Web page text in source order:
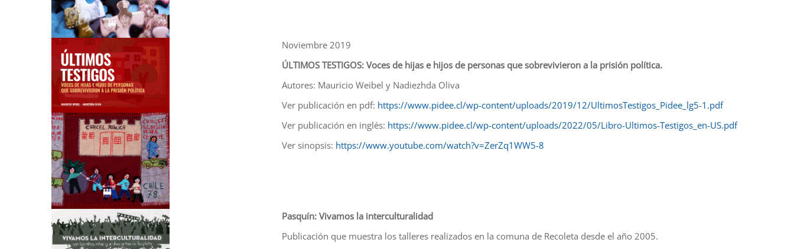
Noviembre 2019
ÚLTIMOS TESTIGOS: Voces de hijas e hijos de personas que sobrevivieron a la prisión política.
Autores: Mauricio Weibel y Nadiezhda Oliva
Ver publicación en pdf: https://www.pidee.cl/wp-content/uploads/2019/12/UltimosTestigos_Pidee_lg5-1.pdf
Ver publicación en inglés: https://www.pidee.cl/wp-content/uploads/2022/05/Libro-Ultimos-Testigos_en-US.pdf
Ver sinopsis: https://www.youtube.com/watch?v=ZerZq1WW5-8
Pasquín: Vivamos la interculturalidad
Publicación que muestra los talleres realizados en la comuna de Recoleta desde el año 2005.